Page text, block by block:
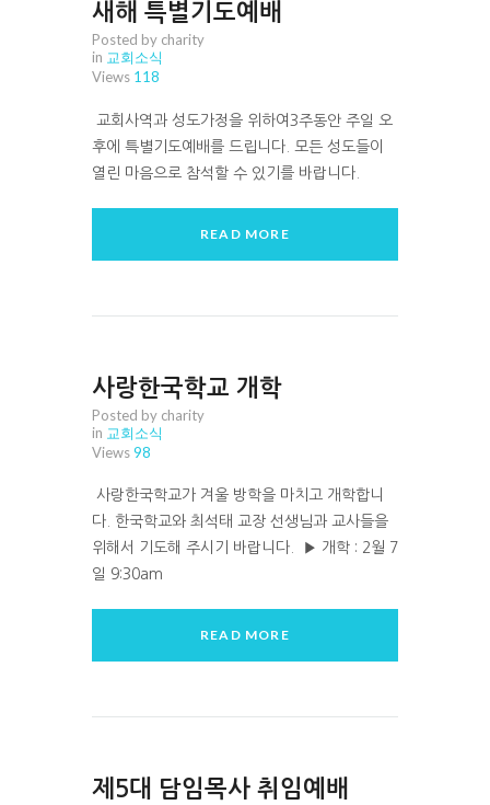
새해 특별기도예배
Posted by charity
in 교회소식
Views 118
교회사역과 성도가정을 위하여3주동안 주일 오
후에 특별기도예배를 드립니다. 모든 성도들이
열린 마음으로 참석할 수 있기를 바랍니다.
READ MORE
사랑한국학교 개학
Posted by charity
in 교회소식
Views98
사랑한국학교가 겨울 방학을 마치고 개학합니
다. 한국학교와 최석태 교장 선생님과 교사들을
위해서 기도해 주시기 바랍니다. ▶ 개학 : 2월 7
일 9:30am
READ MORE
제5대 담임목사 취임예배